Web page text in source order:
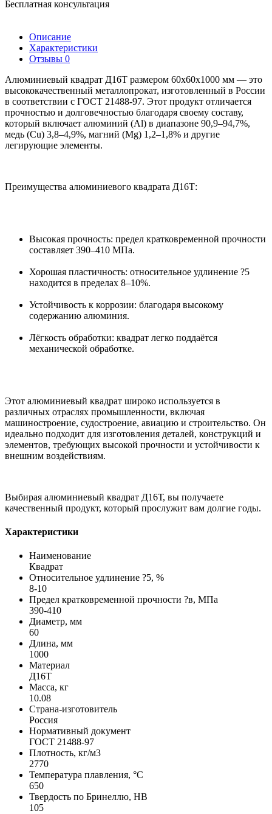
Бесплатная консультация
Описание
Характеристики
Отзывы 0
Алюминиевый квадрат Д16Т размером 60х60х1000 мм — это
высококачественный металлопрокат, изготовленный в России
в соответствии с ГОСТ 21488-97. Этот продукт отличается
прочностью и долговечностью благодаря своему составу,
который включает алюминий (Al) в диапазоне 90,9–94,7%,
медь (Cu) 3,8–4,9%, магний (Mg) 1,2–1,8% и другие
легирующие элементы.
Преимущества алюминиевого квадрата Д16Т:
Высокая прочность: предел кратковременной прочности
составляет 390–410 МПа.
Хорошая пластичность: относительное удлинение ?5
находится в пределах 8–10%.
Устойчивость к коррозии: благодаря высокому
содержанию алюминия.
Лёгкость обработки: квадрат легко поддаётся
механической обработке.
Этот алюминиевый квадрат широко используется в
различных отраслях промышленности, включая
машиностроение, судостроение, авиацию и строительство. Он
идеально подходит для изготовления деталей, конструкций и
элементов, требующих высокой прочности и устойчивости к
внешним воздействиям.
Выбирая алюминиевый квадрат Д16Т, вы получаете
качественный продукт, который прослужит вам долгие годы.
Характеристики
Наименование
Квадрат
Относительное удлинение ?5, %
8-10
Предел кратковременной прочности ?в, МПа
390-410
Диаметр, мм
60
Длина, мм
1000
Материал
Д16Т
Масса, кг
10.08
Страна-изготовитель
Россия
Нормативный документ
ГОСТ 21488-97
Плотность, кг/м3
2770
Температура плавления, °C
650
Твердость по Бринеллю, HB
105